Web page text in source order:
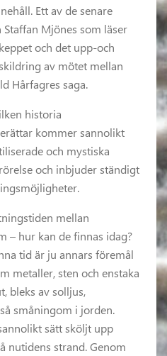
Ett av de senare
Mjönes som läser
och det upp-och
av mötet mellan
Hårfagres saga.
historia
kommer sannolikt
och mystiska
och inbjuder ständigt
mellan
– hur kan de finnas idag?
tid är ju annars föremål
metaller, sten och enstaka
bleks av solljus,
småningom i jorden.
sätt sköljt upp
nutidens strand. Genom